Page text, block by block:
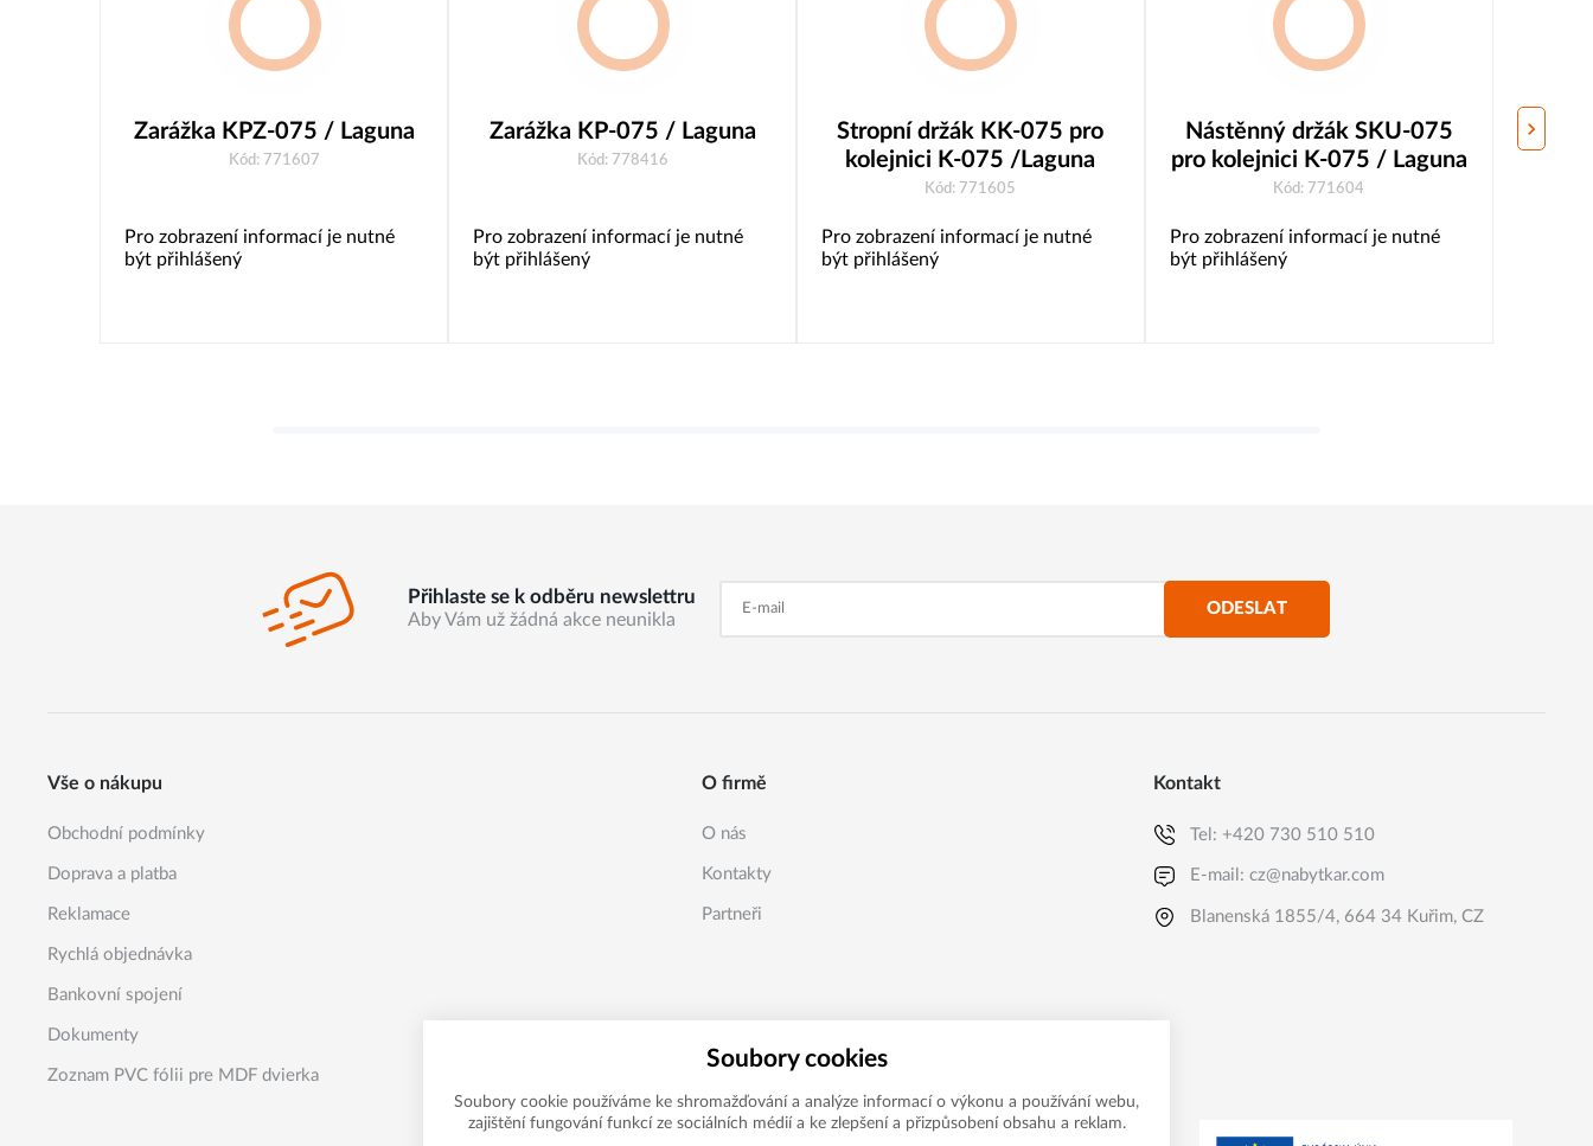
Zarážka KPZ-075 / Laguna
Kód: 771607
Pro zobrazení informací je nutné
být přihlášený
Zarážka KP-075 / Laguna
Kód: 778416
Pro zobrazení informací je nutné
být přihlášený
Stropní držák KK-075 pro
kolejnici K-075 /Laguna
Kód: 771605
Pro zobrazení informací je nutné
být přihlášený
Nástěnný držák SKU-075
pro kolejnici K-075 / Laguna
Kód: 771604
Pro zobrazení informací je nutné
být přihlášený
Přihlaste se k odběru newslettru
Aby Vám už žádná akce neunikla
ODESLAT
Vše o nákupu
Obchodní podmínky
Doprava a platba
Reklamace
Rychlá objednávka
Bankovní spojení
Dokumenty
Zoznam PVC fólii pre MDF dvierka
O firmě
O nás
Kontakty
Partneři
Kontakt
Tel: +420 730 510 510
E-mail:cz@nabytkar.com
Blanenská 1855/4, 664 34 Kuřim, CZ
Soubory cookies
Soubory cookie používáme ke shromažďování a analýze informací o výkonu a používání webu,
zajištění fungování funkcí ze sociálních médií a ke zlepšení a přizpůsobení obsahu a reklam.